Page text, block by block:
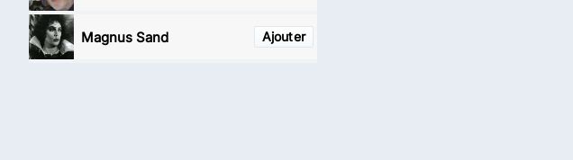
Ajouter
Magnus Sand